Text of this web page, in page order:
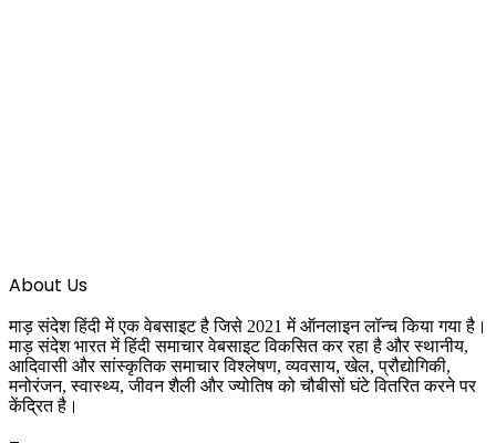
About Us
माड़ संदेश हिंदी में एक वेबसाइट है जिसे 2021 में ऑनलाइन लॉन्च किया गया है।
माड़ संदेश भारत में हिंदी समाचार वेबसाइट विकसित कर रहा है और स्थानीय,
आदिवासी और सांस्कृतिक समाचार विश्लेषण, व्यवसाय, खेल, प्रौद्योगिकी,
मनोरंजन, स्वास्थ्य, जीवन शैली और ज्योतिष को चौबीसों घंटे वितरित करने पर
केंद्रित है।